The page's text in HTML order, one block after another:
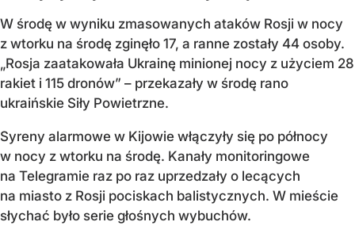
W środę w wyniku zmasowanych ataków Rosji w nocy
z wtorku na środę zginęło 17, a ranne zostały 44 osoby.
„Rosja zaatakowała Ukrainę minionej nocy z użyciem 28
rakiet i 115 dronów” – przekazały w środę rano
ukraińskie Siły Powietrzne.
Syreny alarmowe w Kijowie włączyły się po północy
w nocy z wtorku na środę. Kanały monitoringowe
na Telegramie raz po raz uprzedzały o lecących
na miasto z Rosji pociskach balistycznych. W mieście
słychać było serie głośnych wybuchów.